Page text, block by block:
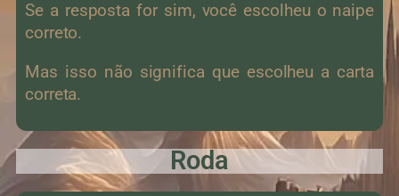
Se a resposta for sim, você escolheu o naipe
correto.
Mas isso não significa que escolheu a carta
correta.
Roda